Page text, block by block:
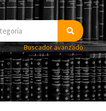
Buscador avanzado